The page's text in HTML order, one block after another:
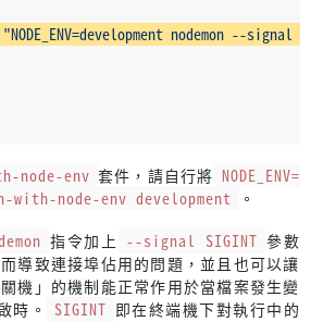
"NODE_ENV=development nodemon --
node-env 套件，請自行將 NODE_ENV=
with-node-env development
。
指令加上 --signal SIGINT 參數
導致連接埠佔用的問題，並且也可以讓
機」的機制能正常作用於當檔案發生變
時。 SIGINT 即在終端機下對執行中的